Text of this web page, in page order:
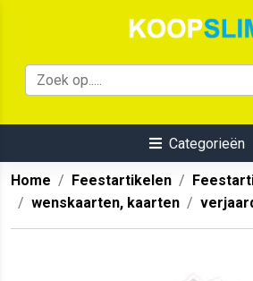
Categorieën
Home Feestartikelen
wenskaarten, kaarten